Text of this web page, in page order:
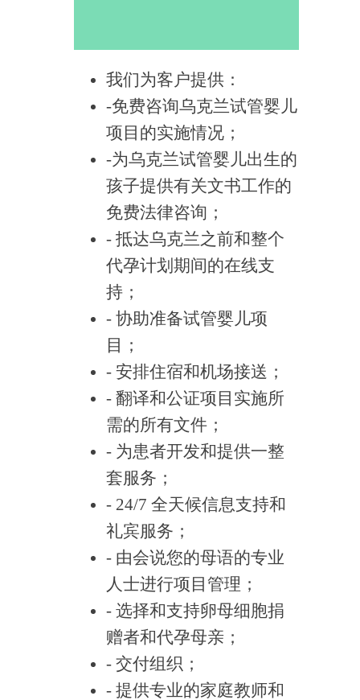
我们为客户提供：
-免费咨询乌克兰试管婴儿
项目的实施情况；
-为乌克兰试管婴儿出生的
孩子提供有关文书工作的
免费法律咨询；
- 抵达乌克兰之前和整个
代孕计划期间的在线支
持；
- 协助准备试管婴儿项
目；
- 安排住宿和机场接送；
- 翻译和公证项目实施所
需的所有文件；
- 为患者开发和提供一整
套服务；
- 24/7 全天候信息支持和
礼宾服务；
- 由会说您的母语的专业
人士进行项目管理；
- 选择和支持卵母细胞捐
赠者和代孕母亲；
- 交付组织；
- 提供专业的家庭教师和